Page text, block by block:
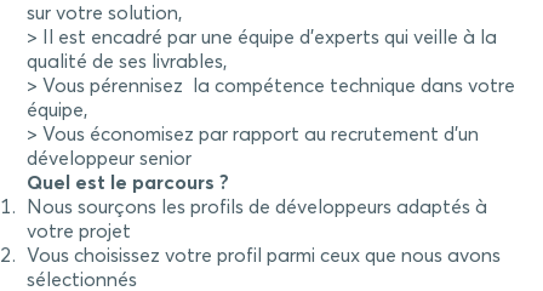
sur votre solution,
> Il est encadré par une équipe d’experts qui veille à la
qualité de ses livrables,
> Vous pérennisez la compétence technique dans votre
équipe,
> Vous économisez par rapport au recrutement d’un
développeur senior
Quel est le parcours ?
Nous sourçons les profils de développeurs adaptés à
votre projet
Vous choisissez votre profil parmi ceux que nous avons
sélectionnés